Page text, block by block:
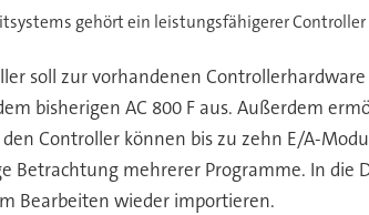
gehört ein leistungsfähigerer
soll zur vorhandenen
bisherigen AC 800 F aus. Außerdem
Controller können bis zu zehn E/A-
Betrachtung mehrerer Programme. In die
Bearbeiten wieder importieren.